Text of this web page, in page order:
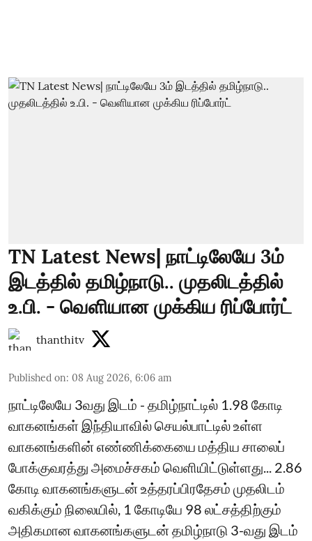
TN Latest News| நாட்டிலேயே 3ம்
இடத்தில் தமிழ்நாடு.. முதலிடத்தில்
உ.பி. - வெளியான முக்கிய ரிப்போர்ட்
thanthitv
Published on: 08 Aug 2026, 6:06 am
நாட்டிலேயே 3வது இடம் - தமிழ்நாட்டில் 1.98 கோடி
வாகனங்கள் இந்தியாவில் செயல்பாட்டில் உள்ள
வாகனங்களின் எண்ணிக்கையை மத்திய சாலைப்
போக்குவரத்து அமைச்சகம் வெளியிட்டுள்ளது... 2.86
கோடி வாகனங்களுடன் உத்தரப்பிரதேசம் முதலிடம்
வகிக்கும் நிலையில், 1 கோடியே 98 லட்சத்திற்கும்
அதிகமான வாகனங்களுடன் தமிழ்நாடு 3-வது இடம்